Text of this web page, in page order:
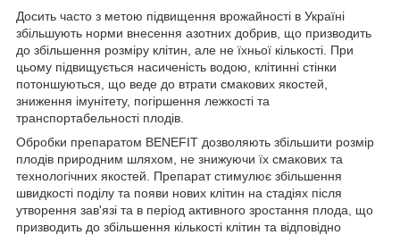
Досить часто з метою підвищення врожайності в Україні
збільшують норми внесення азотних добрив, що призводить
до збільшення розміру клітин, але не їхньої кількості. При
цьому підвищується насиченість водою, клітинні стінки
потоншуються, що веде до втрати смакових якостей,
зниження імунітету, погіршення лежкості та
транспортабельності плодів.
Обробки препаратом BENEFIT дозволяють збільшити розмір
плодів природним шляхом, не знижуючи їх смакових та
технологічних якостей. Препарат стимулює збільшення
швидкості поділу та появи нових клітин на стадіях після
утворення зав'язі та в період активного зростання плода, що
призводить до збільшення кількості клітин та відповідно